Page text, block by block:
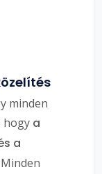
minden
hogy a
a
Minden